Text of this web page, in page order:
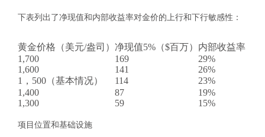
下表列出了净现值和内部收益率对金价的上行和下行敏感性：
黄金价格（美元/盎司） 净现值5% （$百万） 内部收益率
1,700
169
29%
1,600
141
26%
1，500（基本情况）
114
23%
1,400
87
19%
1,300
59 15%
项目位置和基础设施